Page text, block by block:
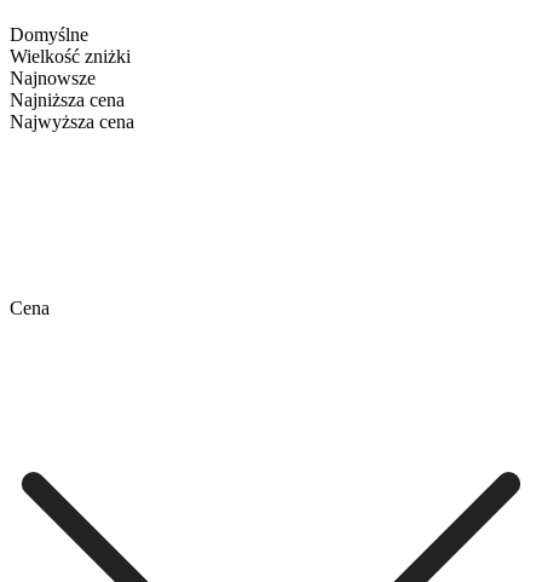
Domyślne
Wielkość zniżki
Najnowsze
Najniższa cena
Najwyższa cena
Cena